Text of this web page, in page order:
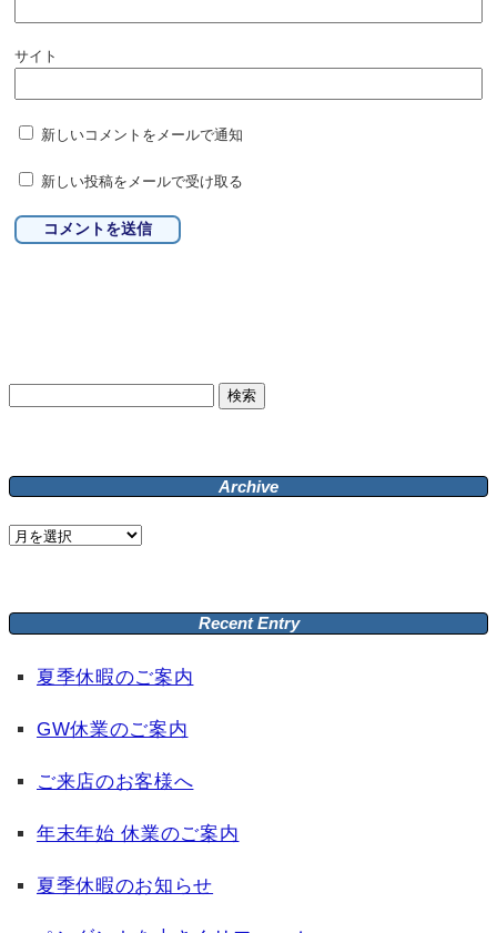
サイト
新しいコメントをメールで通知
新しい投稿をメールで受け取る
Archive
Archive
Recent Entry
夏季休暇のご案内
GW休業のご案内
ご来店のお客様へ
年末年始 休業のご案内
夏季休暇のお知らせ